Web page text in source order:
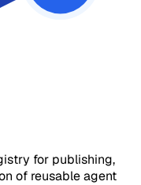
for publishing,
of reusable agent